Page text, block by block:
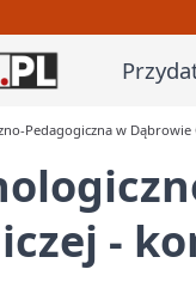
Pedagogiczna w
-